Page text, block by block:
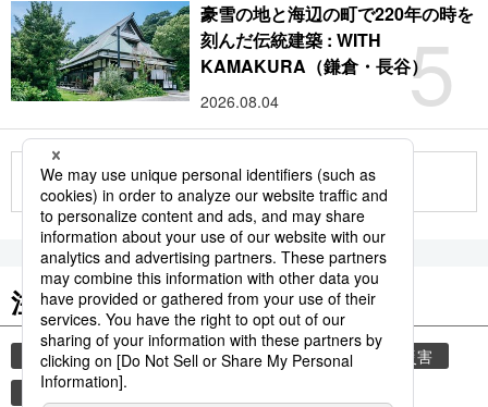
5
豪雪の地と海辺の町で220年の時を
刻んだ伝統建築 : WITH
KAMAKURA（鎌倉・長谷）
2026.08.04
もっと見る
注目のキーワード
共同通信ニュース 気象・災害 気象庁
災害
地震
津波